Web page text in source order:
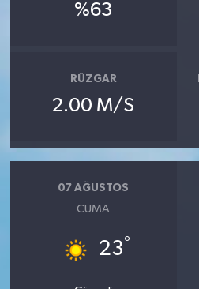
%63
RÜZGAR
2.00 M/S
07 AĞUSTOS
CUMA
23°